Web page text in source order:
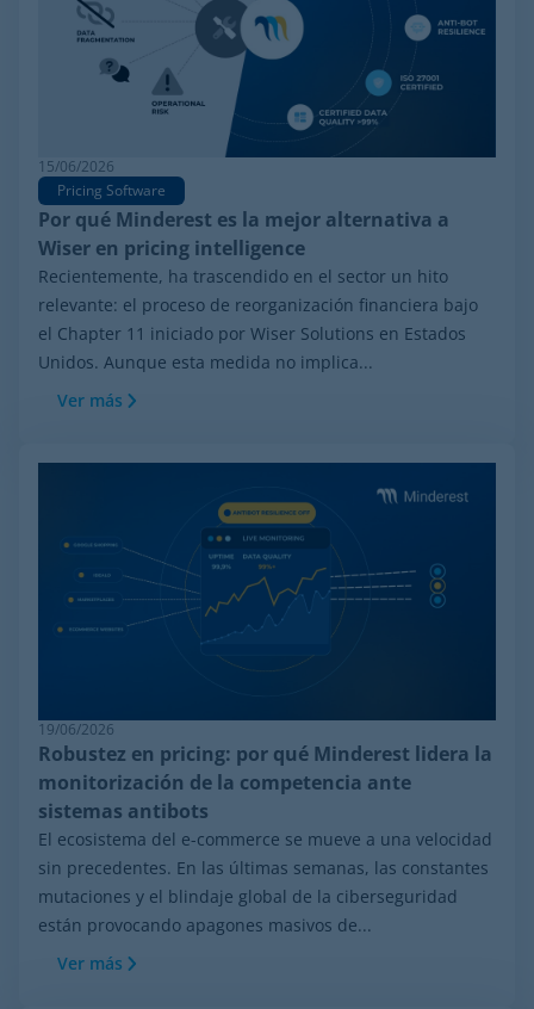
15/06/2026
Pricing Software
Por qué Minderest es la mejor alternativa a
Wiser en pricing intelligence
Recientemente, ha trascendido en el sector un hito
relevante: el proceso de reorganización financiera bajo
el Chapter 11 iniciado por Wiser Solutions en Estados
Unidos. Aunque esta medida no implica...
Ver más
19/06/2026
Robustez en pricing: por qué Minderest lidera la
monitorización de la competencia ante
sistemas antibots
El ecosistema del e-commerce se mueve a una velocidad
sin precedentes. En las últimas semanas, las constantes
mutaciones y el blindaje global de la ciberseguridad
están provocando apagones masivos de...
Ver más